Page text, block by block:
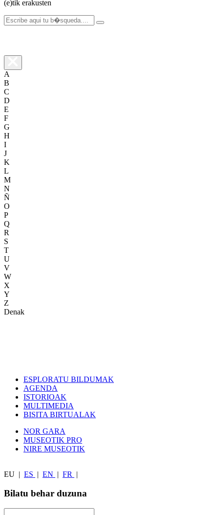
(e)tik erakusten
A
B
C
D
E
F
G
H
I
J
K
L
M
N
Ñ
O
P
Q
R
S
T
U
V
W
X
Y
Z
Denak
ESPLORATU BILDUMAK
AGENDA
ISTORIOAK
MULTIMEDIA
BISITA BIRTUALAK
NOR GARA
MUSEOTIK PRO
NIRE MUSEOTIK
EU ES EN FR
Bilatu behar duzuna